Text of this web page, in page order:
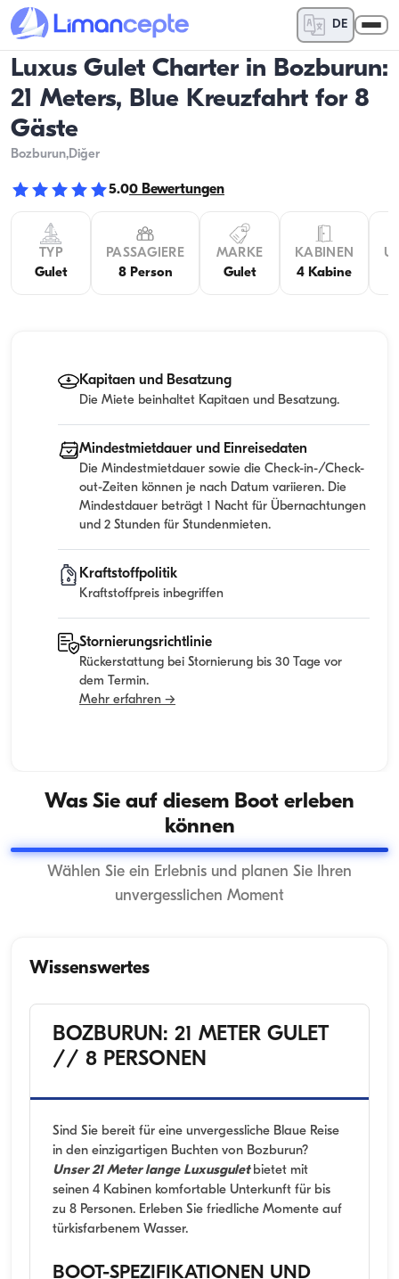
DE
Luxus Gulet Charter in Bozburun:
21 Meters, Blue Kreuzfahrt for 8
Gäste
Bozburun,Diğer
5.00 Bewertungen
TYP
Gulet
PASSAGIERE
8 Person
MARKE
Gulet
KABINEN
4 Kabine
Kapitaen und Besatzung
Die Miete beinhaltet Kapitaen und Besatzung.
Mindestmietdauer und Einreisedaten
Die Mindestmietdauer sowie die Check-in-/Check-
out-Zeiten können je nach Datum variieren. Die
Mindestdauer beträgt 1 Nacht für Übernachtungen
und 2 Stunden für Stundenmieten.
Kraftstoffpolitik
Kraftstoffpreis inbegriffen
Stornierungsrichtlinie
Rückerstattung bei Stornierung bis 30 Tage vor
dem Termin.
Mehr erfahren →
Was Sie auf diesem Boot erleben
können
Wählen Sie ein Erlebnis und planen Sie Ihren
unvergesslichen Moment
Wissenswertes
BOZBURUN: 21 METER GULET
// 8 PERSONEN
Sind Sie bereit für eine unvergessliche Blaue Reise
in den einzigartigen Buchten von Bozburun?
Unser 21 Meter lange Luxusguletbietet mit
seinen 4 Kabinen komfortable Unterkunft für bis
zu 8 Personen. Erleben Sie friedliche Momente auf
türkisfarbenem Wasser.
BOOT-SPEZIFIKATIONEN UND